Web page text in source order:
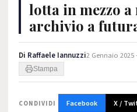
lotta in mezzo
archivio a
Di Raffaele Iannuzzi2 Gennaio 2025
Stampa
CONDIVIDI Facebook X /